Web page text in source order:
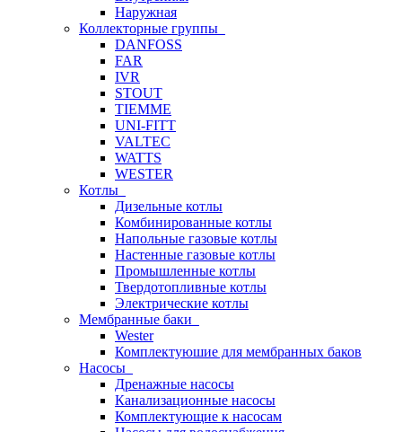
Наружная
Коллекторные группы
DANFOSS
FAR
IVR
STOUT
TIEMME
UNI-FITT
VALTEC
WATTS
WESTER
Котлы
Дизельные котлы
Комбинированные котлы
Напольные газовые котлы
Настенные газовые котлы
Промышленные котлы
Твердотопливные котлы
Электрические котлы
Мембранные баки
Wester
Комплектуюшие для мембранных баков
Насосы
Дренажные насосы
Канализационные насосы
Комплектующие к насосам